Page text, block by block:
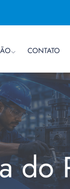
CONTATO
do